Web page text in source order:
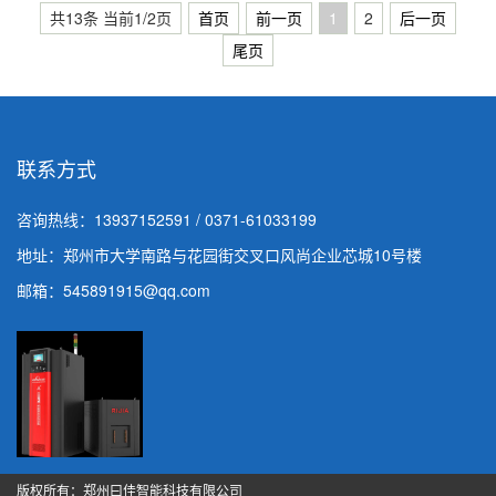
共13条 当前1/2页 首页 前一页 1 2
后一页
尾页
联系方式
咨询热线： 13937152591 / 0371-61033199
地址：郑州市大学南路与花园街交叉口风尚企业芯城10号楼
邮箱：545891915@qq.com
版权所有：郑州曰佳智能科技有限公司